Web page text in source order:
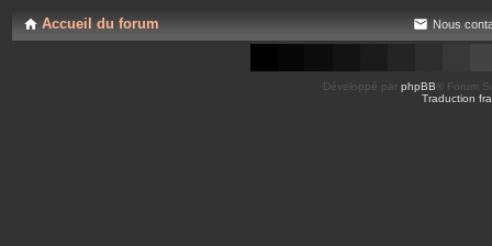
Accueil du forum Nous
Développé par phpBB ® Forum
Traduction